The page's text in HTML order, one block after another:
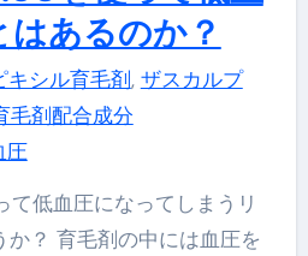
あるのか？
キシル育毛剤, ザスカルプ
毛剤配合成分
圧
か？ 育毛剤の中には血圧を